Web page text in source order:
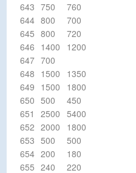
643 750
760
644 800
700
645 800
720
646 1400
1200
647 700
648 1500
1350
649 1500
1800
650 500
450
651
2500
5400
652 2000
1800
653 500
500
654 200
180
655 240
220